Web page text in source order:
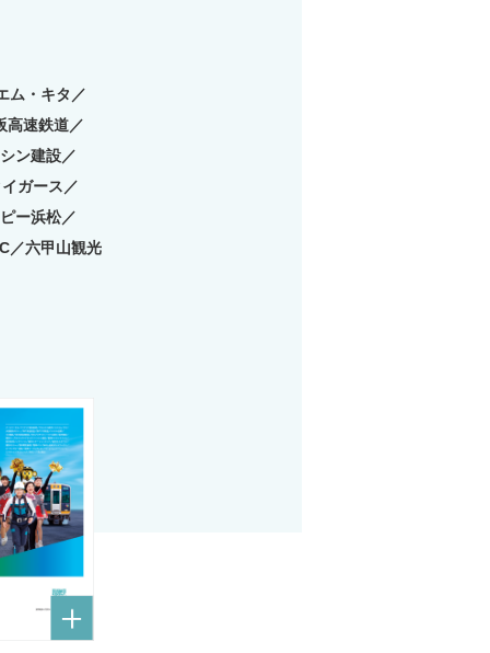
ム・キタ／
高速鉄道／
ン建設／
ガース／
ー浜松／
／六甲山観光